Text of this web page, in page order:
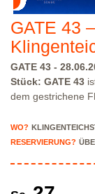
GATE 43
GATE 43 -
Stück: GATE 43
dem gestrichene
Sehnsucht und
Assistenz:Jada
eingeschränkte
WO?
RESERVIERUNG?